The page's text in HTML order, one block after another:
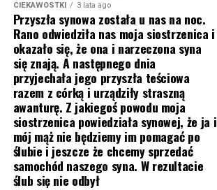
CIEKAWOSTKI 3 lata ago
Przyszła synowa została u nas na noc.
Rano odwiedziła nas moja siostrzenica i
okazało się, że ona i narzeczona syna
się znają. A następnego dnia
przyjechała jego przyszła teściowa
razem z córką i urządziły straszną
awanturę. Z jakiegoś powodu moja
siostrzenica powiedziała synowej, że ja i
mój mąż nie będziemy im pomagać po
ślubie i jeszcze że chcemy sprzedać
samochód naszego syna. W rezultacie
ślub się nie odbył